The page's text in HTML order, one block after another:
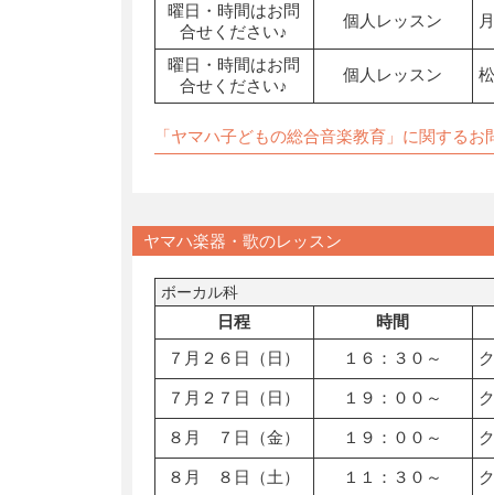
曜日・時間はお問
合せください♪
個人レッスン
曜日・時間はお問
合せください♪
個人レッスン
「ヤマハ子どもの総合音楽教育」に関するお
ヤマハ楽器・歌のレッスン
ボーカル科
日程
時間
７月２６日（日）
１６：３０～
７月２７日（日） １９：００～
８月 ７日（金） １９：００～
８月 ８日（土） １１：３０～